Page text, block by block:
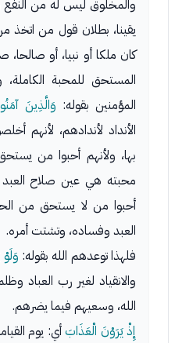
والمخلوق ليس له من النفع
يقينا، بطلان قول من اتخذ
كان ملكا أو نبيا، أو
المستحق للمحبة الكاملة،
المؤمنين بقوله: وَالَّذِينَ
الأنداد لأندادهم، لأنهم
بها، ولأنهم أحبوا من
محبته هي عين صلاح العبد
أحبوا من لا يستحق من
العبد وفساده، وتشتت أمره.
فلهذا توعدهم الله بقوله:
والانقياد لغير رب
الله، وسعيهم فيما يضرهم.
إِذْ يَرَوْنَ الْعَذَابَأي: يوم